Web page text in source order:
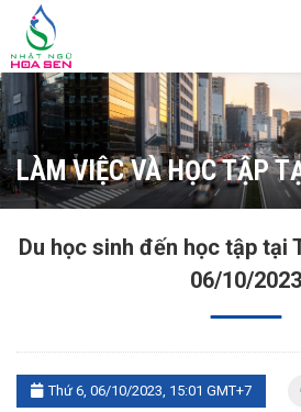
LÀM VIỆC VÀ HỌC TẬP
Du học sinh đến học tập tại
06/10/2023
Thứ 6, 06/10/2023, 15:01 GMT+7